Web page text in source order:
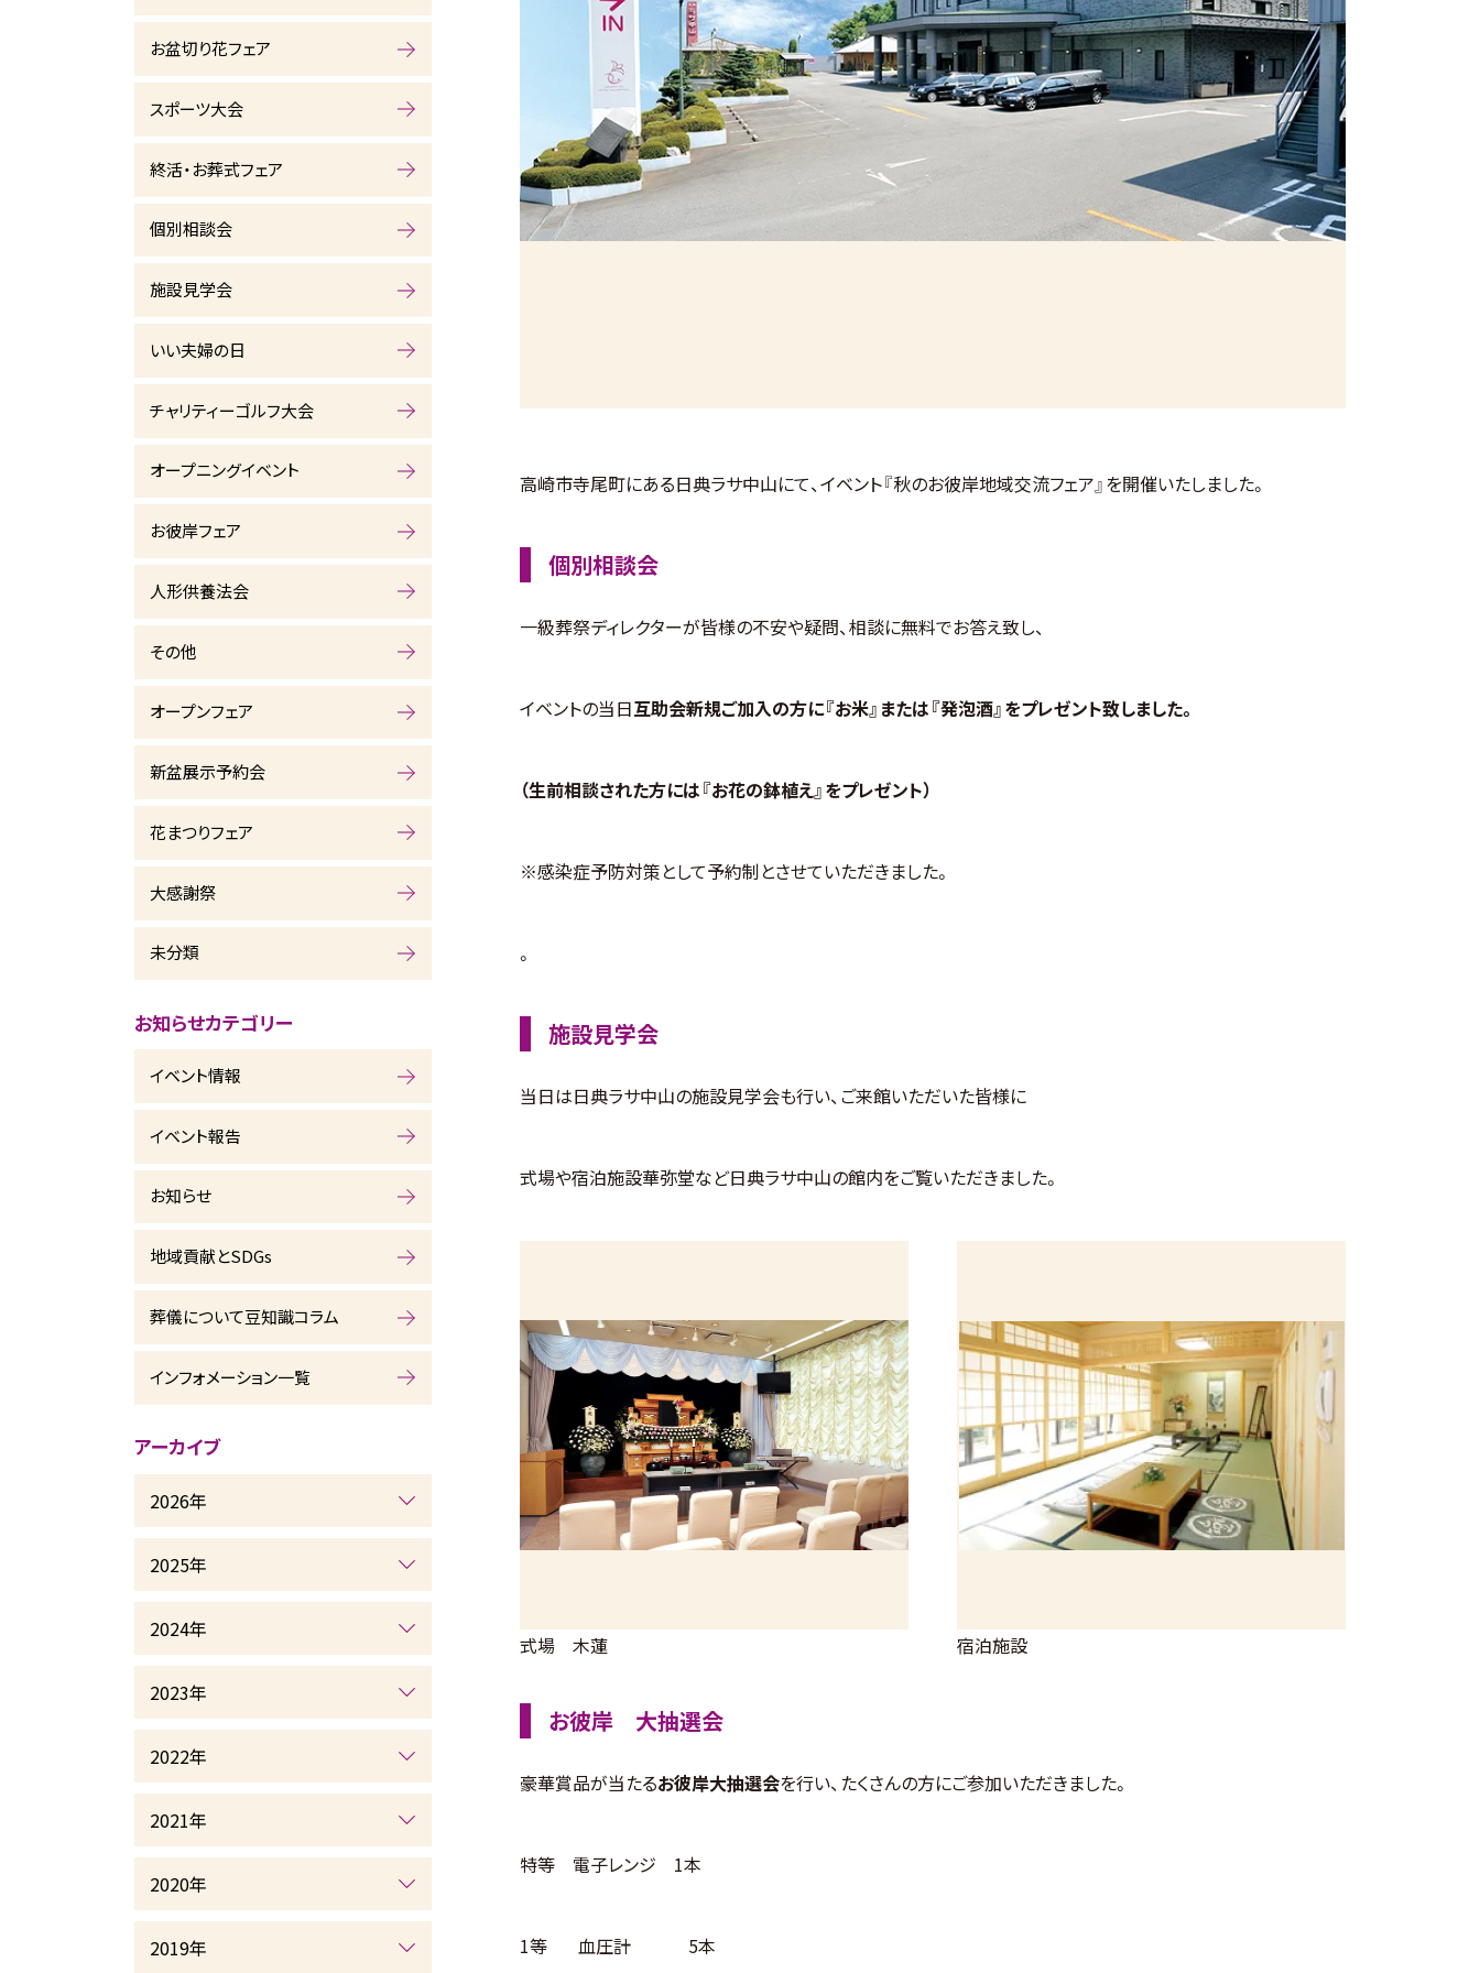
高崎市寺尾町にある日典ラサ中山にて、イベント『秋のお彼岸地域交流フェア』を開催いたしました。
個別相談会
一級葬祭ディレクターが皆様の不安や疑問、相談に無料でお答え致し、
イベントの当日互助会新規ご加入の方に『お米』または『発泡酒』をプレゼント致しました。
（生前相談された方には『お花の鉢植え』をプレゼント）
※感染症予防対策として予約制とさせていただきました。
。
施設見学会
当日は日典ラサ中山の施設見学会も行い、ご来館いただいた皆様に
式場や宿泊施設華弥堂など日典ラサ中山の館内をご覧いただきました。
式場 木蓮 宿泊施設
お彼岸 大抽選会
豪華賞品が当たるお彼岸大抽選会を行い、たくさんの方にご参加いただきました。
特等 電子レンジ 1本
1等 血圧計 5本
お盆切り花フェア
スポーツ大会
終活・お葬式フェア
個別相談会
施設見学会
いい夫婦の日
チャリティーゴルフ大会
オープニングイベント
お彼岸フェア
人形供養法会
その他
オープンフェア
新盆展示予約会
花まつりフェア
大感謝祭
未分類
お知らせカテゴリー
イベント情報
イベント報告
お知らせ
地域貢献とSDGs
葬儀について豆知識コラム
インフォメーション一覧
アーカイブ
2026年
2025年
2024年
2023年
2022年
2021年
2020年
2019年